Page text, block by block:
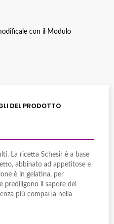
con il Modulo
DEL PRODOTTO
La ricetta Schesir è a base
abbinato ad appetitose e
è in gelatina, per
prediligono il sapore del
più compatta nella